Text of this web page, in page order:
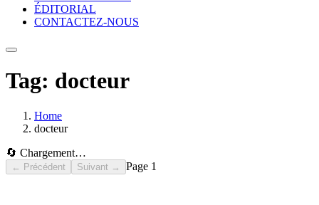
ÉDITORIAL
CONTACTEZ-NOUS
Tag: docteur
Home
docteur
🔄 Chargement…
← Précédent Suivant → Page 1